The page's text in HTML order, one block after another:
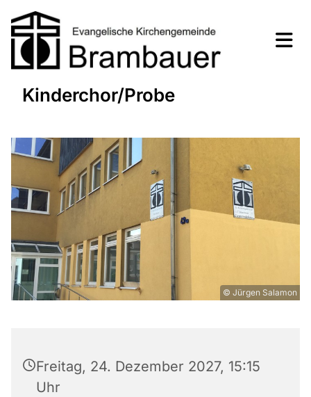
Kinderchor/Probe
© Jürgen Salamon
Freitag, 24. Dezember 2027, 15:15
Uhr